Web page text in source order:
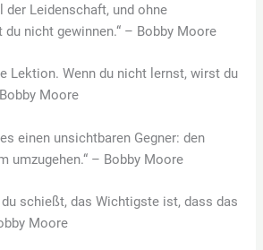
der Leidenschaft, und ohne
nicht gewinnen.“ – Bobby Moore
Lektion. Wenn du nicht lernst, wirst du
Moore
einen unsichtbaren Gegner: den
umzugehen.“ – Bobby Moore
du schießt, das Wichtigste ist, dass das
Moore